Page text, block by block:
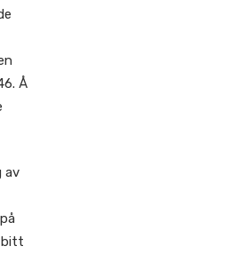
Å
av
bitt